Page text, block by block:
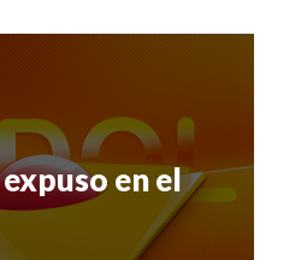
expuso en el